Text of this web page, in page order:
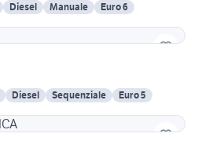
Diesel Manuale
Euro 6
Diesel Sequenziale
Euro 5